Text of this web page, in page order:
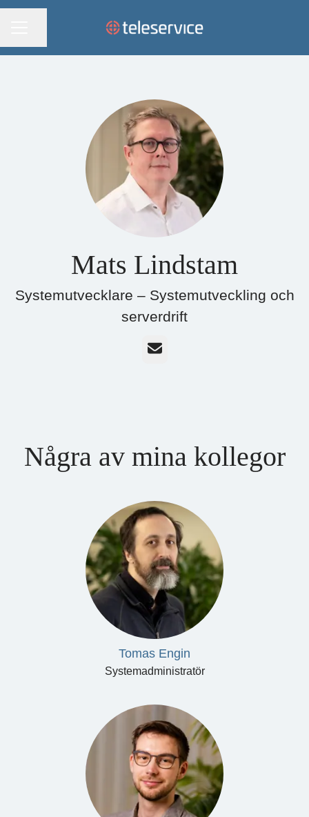
Mats Lindstam
Systemutvecklare – Systemutveckling och
serverdrift
E-post
Några av mina kollegor
Tomas Engin
Systemadministratör